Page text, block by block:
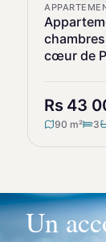
cœur de
Rs 43
90 m² 3
Un